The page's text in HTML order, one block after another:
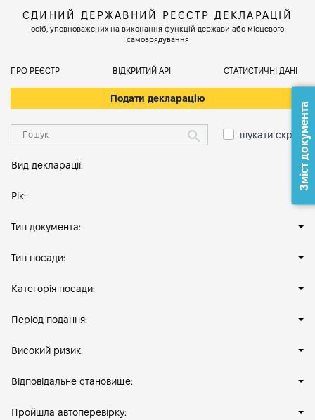
ЄДИНИЙ ДЕРЖАВНИЙ РЕЄСТР ДЕКЛАРАЦІЙ
осіб, уповноважених на виконання функцій держави або місцевого
самоврядування
ПРО РЕЄСТР ВІДКРИТИЙ АРІ СТАТИСТИЧНІ ДАНІ
Подати декларацію
шукати скрізь
Вид декларації:
Рік:
Тип документа:
Тип посади:
Категорія посади:
Період подання:
Високий ризик:
Відповідальне становище:
Пройшла автоперевірку:
Зміст документа